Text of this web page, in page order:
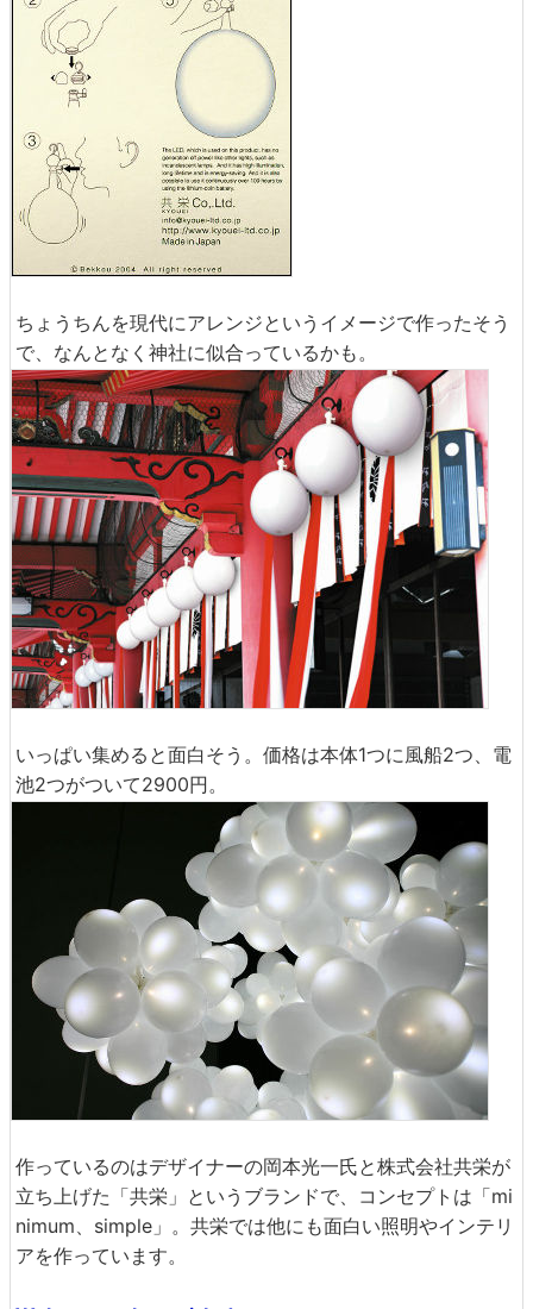
ちょうちんを現代にアレンジというイメージで作ったそう
で、なんとなく神社に似合っているかも。
いっぱい集めると面白そう。価格は本体1つに風船2つ、電
池2つがついて2900円。
作っているのはデザイナーの岡本光一氏と株式会社共栄が
立ち上げた「共栄」というブランドで、コンセプトは「mi
nimum、simple」。共栄では他にも面白い照明やインテリ
アを作っています。